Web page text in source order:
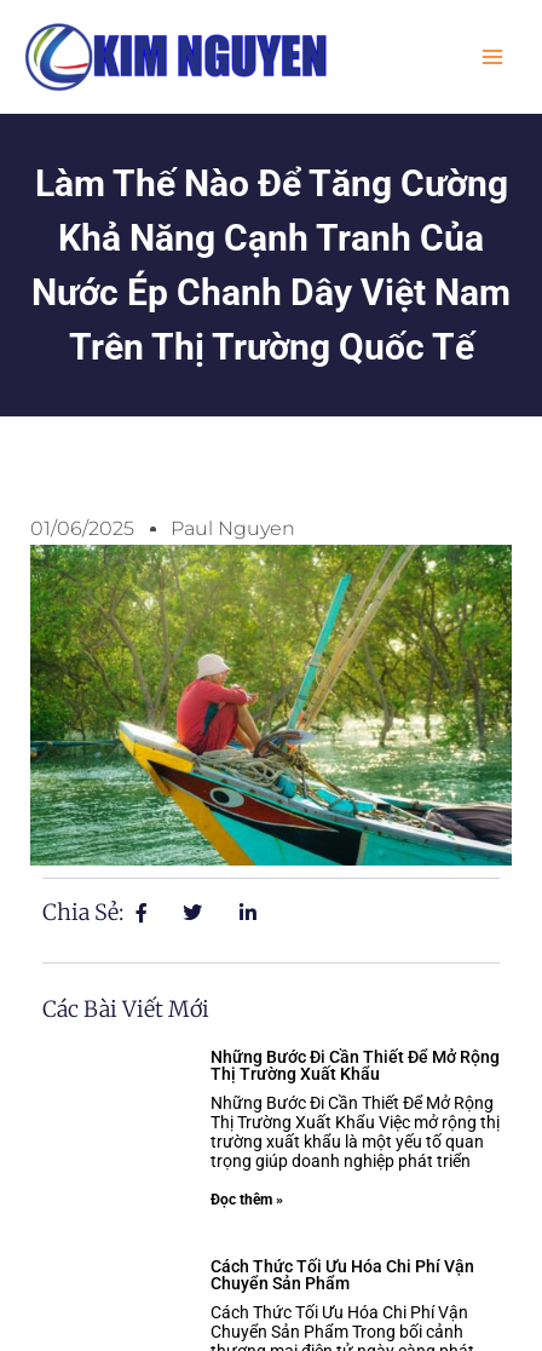
content
Làm Thế Nào Để Tăng Cường
Khả Năng Cạnh Tranh Của
Nước Ép Chanh Dây Việt Nam
Trên Thị Trường Quốc Tế
01/06/2025 Paul Nguyen
Chia Sẻ:
Các Bài Viết Mới
Những Bước Đi Cần Thiết Để Mở Rộng
Thị Trường Xuất Khẩu
Những Bước Đi Cần Thiết Để Mở Rộng
Thị Trường Xuất Khẩu Việc mở rộng thị
trường xuất khẩu là một yếu tố quan
trọng giúp doanh nghiệp phát triển
Đọc thêm »
Cách Thức Tối Ưu Hóa Chi Phí Vận
Chuyển Sản Phẩm
Cách Thức Tối Ưu Hóa Chi Phí Vận
Chuyển Sản Phẩm Trong bối cảnh